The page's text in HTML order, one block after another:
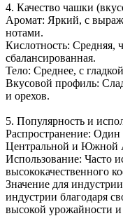
4. Качество чашки
Аромат: Яркий, с
нотами.
Кислотность: Средняя,
сбалансированная.
Тело: Среднее, с
Вкусовой профиль:
и орехов.
5. Популярность и
Распространение:
Центральной и Южной
Использование: Часто
высококачественного
Значение для
индустрии благодаря
высокой урожайности и